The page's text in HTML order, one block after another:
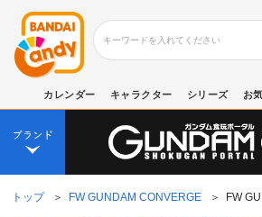
カレンダー キャラクター シリーズ お
トップ ＞ FW GUNDAM CONVERGE ＞ FW